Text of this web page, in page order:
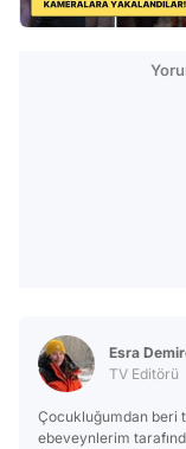
Esra
TV Editörü
Çocukluğumdan beri
ebeveynlerim